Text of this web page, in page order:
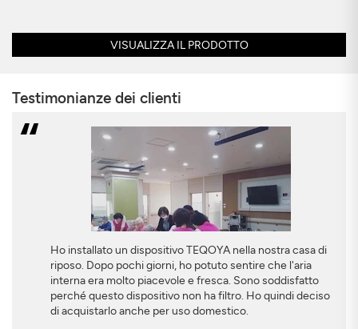
VISUALIZZA IL PRODOTTO
Testimonianze dei clienti
Ho installato un dispositivo TEQOYA nella nostra casa di
riposo. Dopo pochi giorni, ho potuto sentire che l'aria
interna era molto piacevole e fresca. Sono soddisfatto
perché questo dispositivo non ha filtro. Ho quindi deciso
di acquistarlo anche per uso domestico.